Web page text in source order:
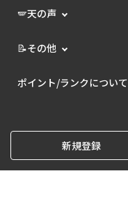
🪽天の声
📝その他
ポイント/ランクについて
新規登録